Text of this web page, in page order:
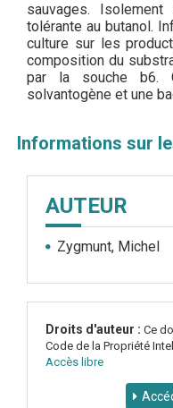
sauvages.
tolérante au butanol.
culture sur les
composition du
par la souche b6.
solvantogène et une
Informations sur
AUTEUR
Zygmunt, Michel
Droits d'auteur : Ce
Code de la Propriété
Accès libre